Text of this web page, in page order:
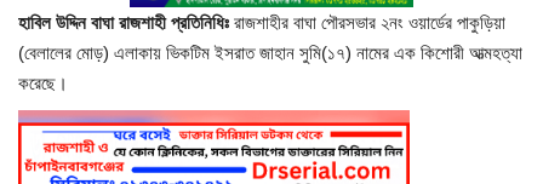
গোমস্তাপুর
ভোলাহাট
নওগাঁ
হাবিল উদ্দিন বাঘা রাজশাহী প্রতিনিধিঃ রাজশাহীর বাঘা পৌরসভার ২নং ওয়ার্ডের পাকুড়িয়া
(বেলালের মোড়) এলাকায় ভিকটিম ইসরাত জাহান সুমি(১৭) নামের এক কিশোরী আত্মহত্যা
করেছে।